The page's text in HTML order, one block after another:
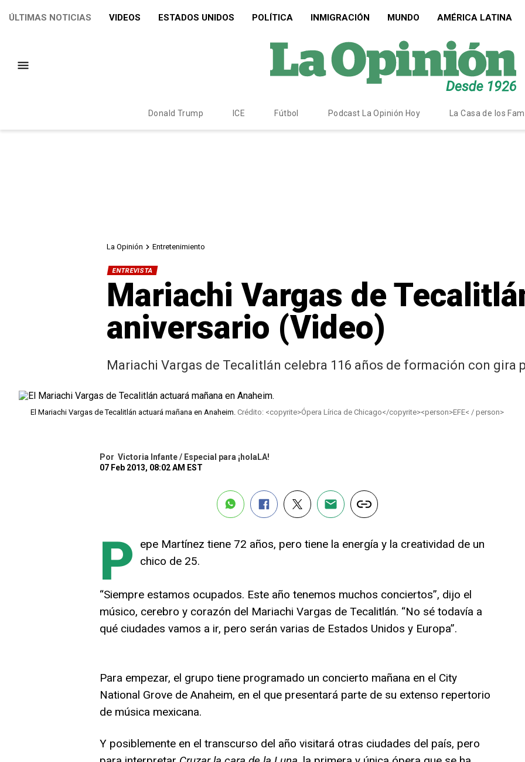
ÚLTIMAS NOTICIAS VIDEOS ESTADOS UNIDOS POLÍTICA INMIGRACIÓN MUNDO AMÉRICA LATINA
Donald Trump ICE Fútbol Podcast La Opinión Hoy La Casa de los
La Opinión Entretenimiento
ENTREVISTA
Mariachi Vargas de
aniversario (Video)
Mariachi Vargas de Tecalitlán celebra 116 años de formación con gira
El Mariachi Vargas de Tecalitlán actuará mañana en Anaheim. Crédito: <copyrite>Ópera Lírica de Chicago</copyrite><person>EFE< / person>
Por Victoria Infante / Especial para ¡holaLA!
07 Feb 2013, 08:02 AM EST
P
epe Martínez tiene 72 años, pero tiene la energía y la creatividad de un
chico de 25.
“Siempre estamos ocupados. Este año tenemos muchos conciertos”, dijo el
músico, cerebro y corazón del Mariachi Vargas de Tecalitlán. “No sé todavía a
qué ciudades vamos a ir, pero serán varias de Estados Unidos y Europa”.
Para empezar, el grupo tiene programado un concierto mañana en el City
National Grove de Anaheim, en el que presentará parte de su extenso repertorio
de música mexicana.
Y posiblemente en el transcurso del año visitará otras ciudades del país, pero